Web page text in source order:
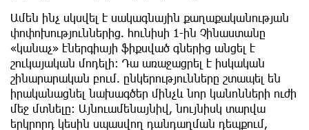
Ամեն ինչ սկսվել է սակագնային քաղաքականության
փոփոխություններից. հունիսի 1-ին Չինաստանը
«կանաչ» էներգիայի ֆիքսված գներից անցել է
շուկայական մոդելի: Դա առաջացրել է իսկական
շինարարական բում. ընկերությունները շտապել են
իրականացնել նախագծեր մինչև նոր կանոնների ուժի
մեջ մտնելը: Այնուամենայնիվ, նույնիսկ տարվա
երկրորդ կեսին սպասվող դանդաղման դեպքում,